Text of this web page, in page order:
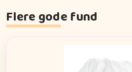
Flere gode fund